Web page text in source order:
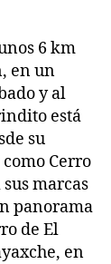
6 km
en un
y al
está
su
Cerro
marcas
panorama
de El
en